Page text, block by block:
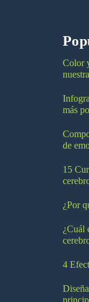
Color
más
de
15
¿Por
¿Cuál
4